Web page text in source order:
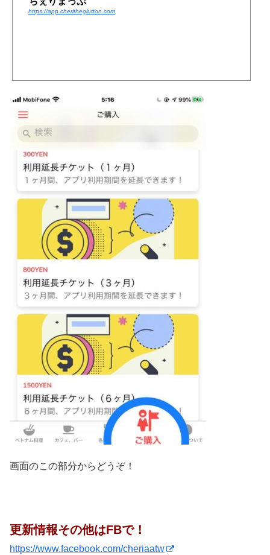
https://app.cheritheglutton.com
画面のこの部分からどうぞ！
更新情報その他はFBで！
https://www.facebook.com/cheriaatw